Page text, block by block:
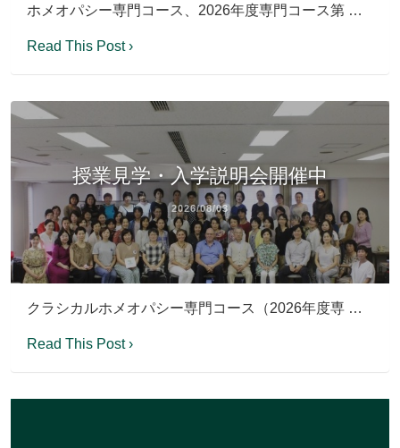
ホメオパシー専門コース、2026年度専門コース第 …
Read This Post ›
授業見学・入学説明会開催中
2026/08/03
クラシカルホメオパシー専門コース（2026年度専 …
Read This Post ›